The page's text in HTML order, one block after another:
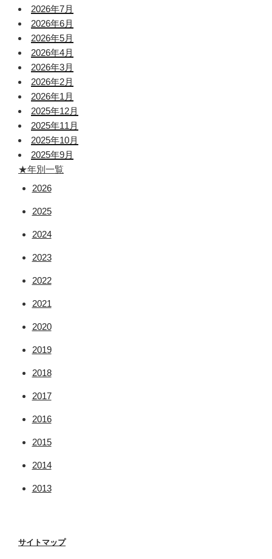
2026年7月
2026年6月
2026年5月
2026年4月
2026年3月
2026年2月
2026年1月
2025年12月
2025年11月
2025年10月
2025年9月
★年別一覧
2026
2025
2024
2023
2022
2021
2020
2019
2018
2017
2016
2015
2014
2013
サイトマップ